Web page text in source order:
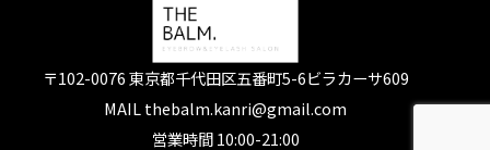
〒102-0076 東京都千代田区五番町5-6ビラカーサ609
MAIL thebalm.kanri@gmail.com
営業時間 10:00-21:00